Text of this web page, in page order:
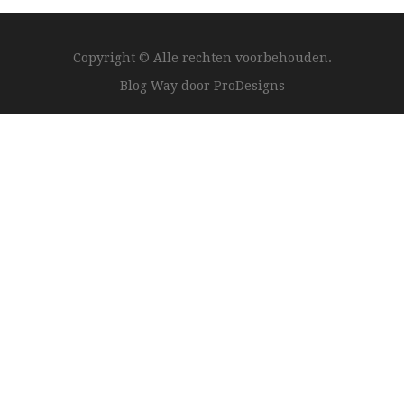
Copyright © Alle rechten voorbehouden.
Blog Way door ProDesigns